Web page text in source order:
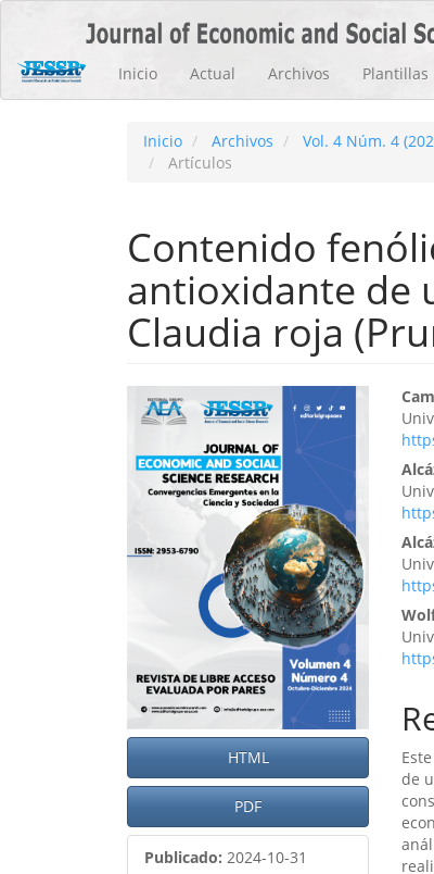
principal
principal
Barra
Inicio Actual Archivos Plantillas
Inicio Archivos
Vol. 4 Núm. 4
Artículos
Contenido
antioxidante de
Claudia roja
Barra
lateral
del
artículo
HTML
PDF
Publicado: 2024-10-31
de